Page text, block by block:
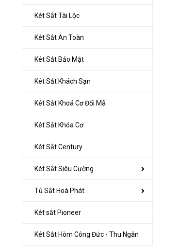
Két Sắt Tài Lộc
Két Sắt An Toàn
Két Sắt Bảo Mật
Két Sắt Khách Sạn
Két Sắt Khoá Cơ Đổi Mã
Két Sắt Khóa Cơ
Két Sắt Century
Két Sắt Siêu Cường
Tủ Sắt Hoà Phát
Két sắt Pioneer
Két Sắt Hòm Công Đức - Thu Ngân